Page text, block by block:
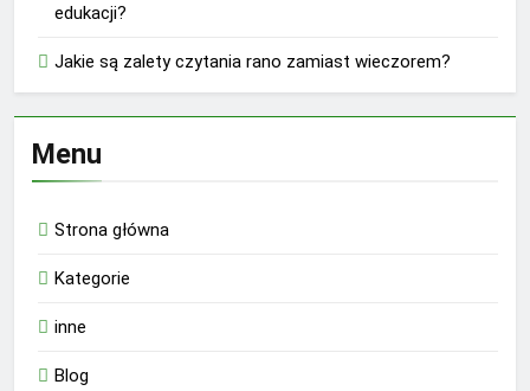
edukacji?
Jakie są zalety czytania rano zamiast wieczorem?
Menu
Strona główna
Kategorie
inne
Blog